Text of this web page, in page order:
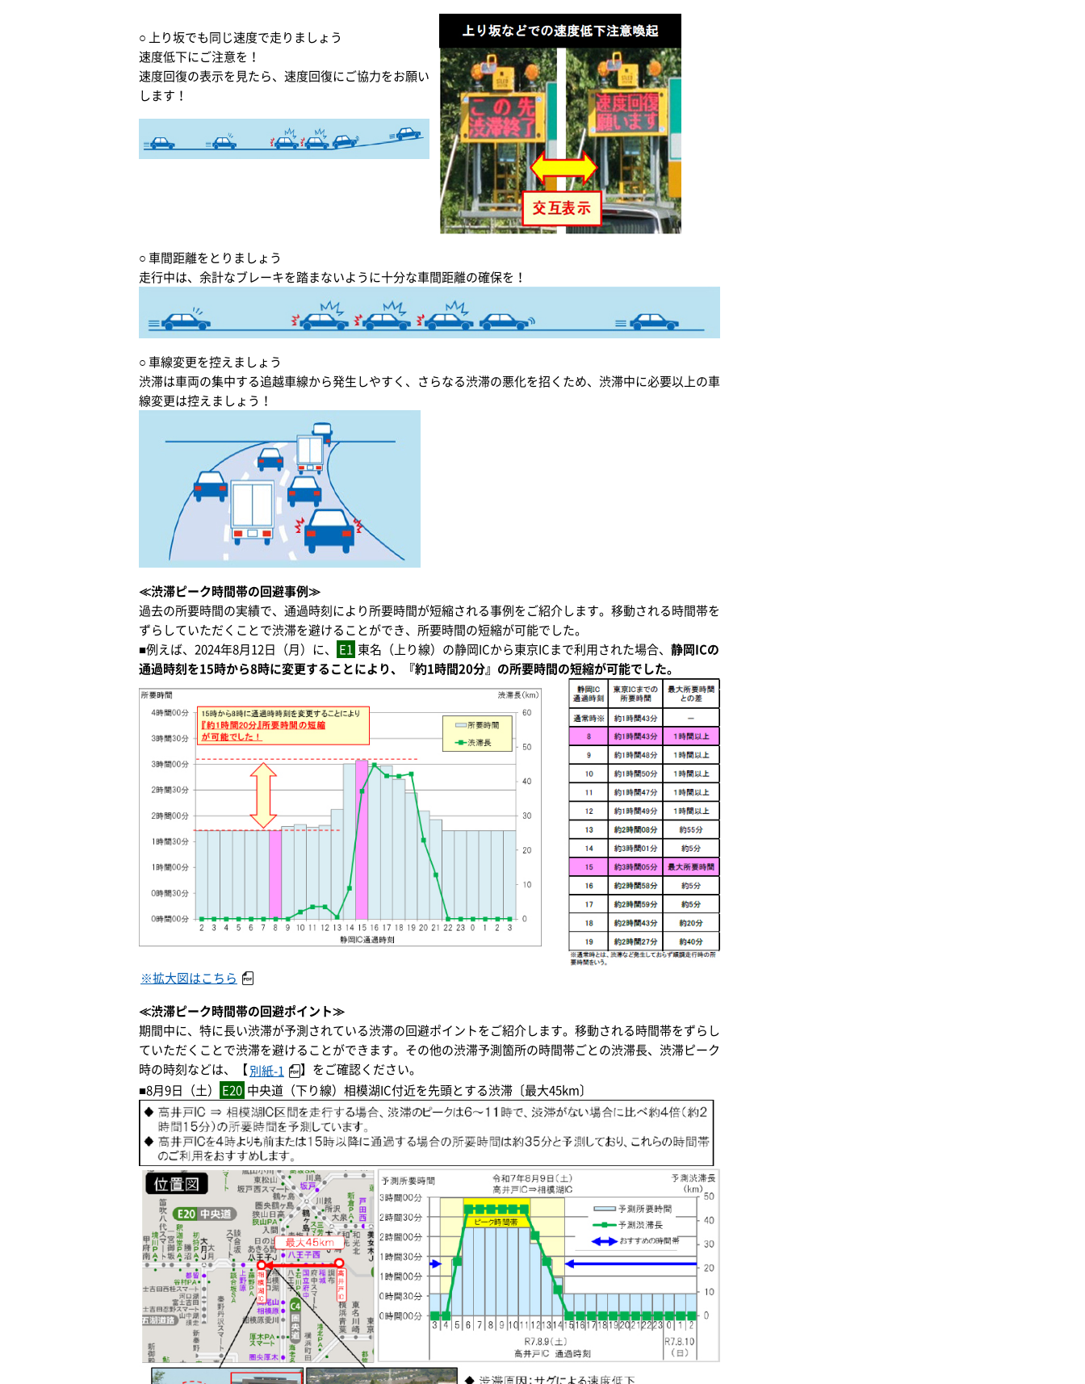
○ 上り坂でも同じ速度で走りましょう
速度低下にご注意を！
速度回復の表示を見たら、速度回復にご協力をお願い
します！
○ 車間距離をとりましょう
走行中は、余計なブレーキを踏まないように十分な車間距離の確保を！
○ 車線変更を控えましょう
渋滞は車両の集中する追越車線から発生しやすく、さらなる渋滞の悪化を招くため、渋滞中に必要以上の車
線変更は控えましょう！
≪渋滞ピーク時間帯の回避事例≫
過去の所要時間の実績で、通過時刻により所要時間が短縮される事例をご紹介します。移動される時間帯を
ずらしていただくことで渋滞を避けることができ、所要時間の短縮が可能でした。
■例えば、2024年8月12日（月）に、
E1 東名（上り線）の静岡ICから東京ICまで利用された場合、 静岡ICの
通過時刻を15時から8時に変更することにより、『約1時間20分』の所要時間の短縮が可能でした。
※拡大図はこちら
≪渋滞ピーク時間帯の回避ポイント≫
期間中に、特に長い渋滞が予測されている渋滞の回避ポイントをご紹介します。移動される時間帯をずらし
ていただくことで渋滞を避けることができます。その他の渋滞予測箇所の時間帯ごとの渋滞長、渋滞ピーク
時の時刻などは、【別紙-1
】をご確認ください。
■8月9日（土）
E20 中央道（下り線）相模湖IC付近を先頭とする渋滞〔最大45km〕